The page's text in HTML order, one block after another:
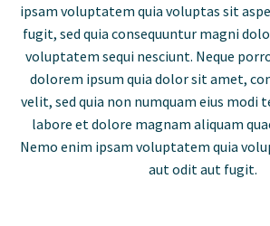
ipsam voluptatem quia voluptas sit
fugit, sed quia consequuntur magni
voluptatem sequi nesciunt. Neque
dolorem ipsum quia dolor sit amet,
velit, sed quia non numquam eius modi
labore et dolore magnam aliquam
Nemo enim ipsam voluptatem quia
aut odit aut fugit.